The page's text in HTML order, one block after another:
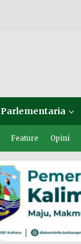
Parlementaria
Feature Opini